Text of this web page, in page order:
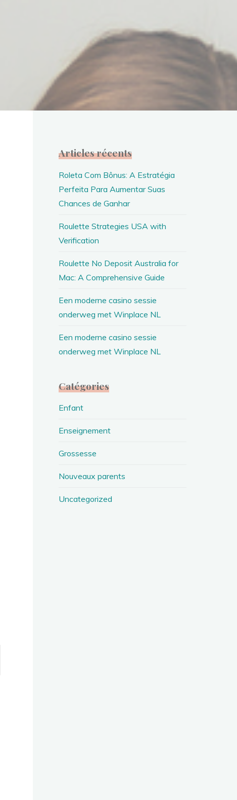
Articles récents
Roleta Com Bônus: A Estratégia
Perfeita Para Aumentar Suas
Chances de Ganhar
Roulette Strategies USA with
Verification
Roulette No Deposit Australia for
Mac: A Comprehensive Guide
Een moderne casino sessie
onderweg met Winplace NL
Een moderne casino sessie
onderweg met Winplace NL
Catégories
Enfant
Enseignement
Grossesse
Nouveaux parents
Uncategorized